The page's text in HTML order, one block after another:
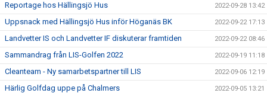
Reportage hos Hällingsjö Hus 2022-09-28 13:42
Uppsnack med Hällingsjö Hus inför Höganäs BK 2022-09-22 17:13
Landvetter IS och Landvetter IF diskuterar framtiden 2022-09-22 08:46
Sammandrag från LIS-Golfen 2022 2022-09-19 11:18
Cleanteam - Ny samarbetspartner till LIS 2022-09-06 12:19
Härlig Golfdag uppe på Chalmers 2022-09-05 13:21